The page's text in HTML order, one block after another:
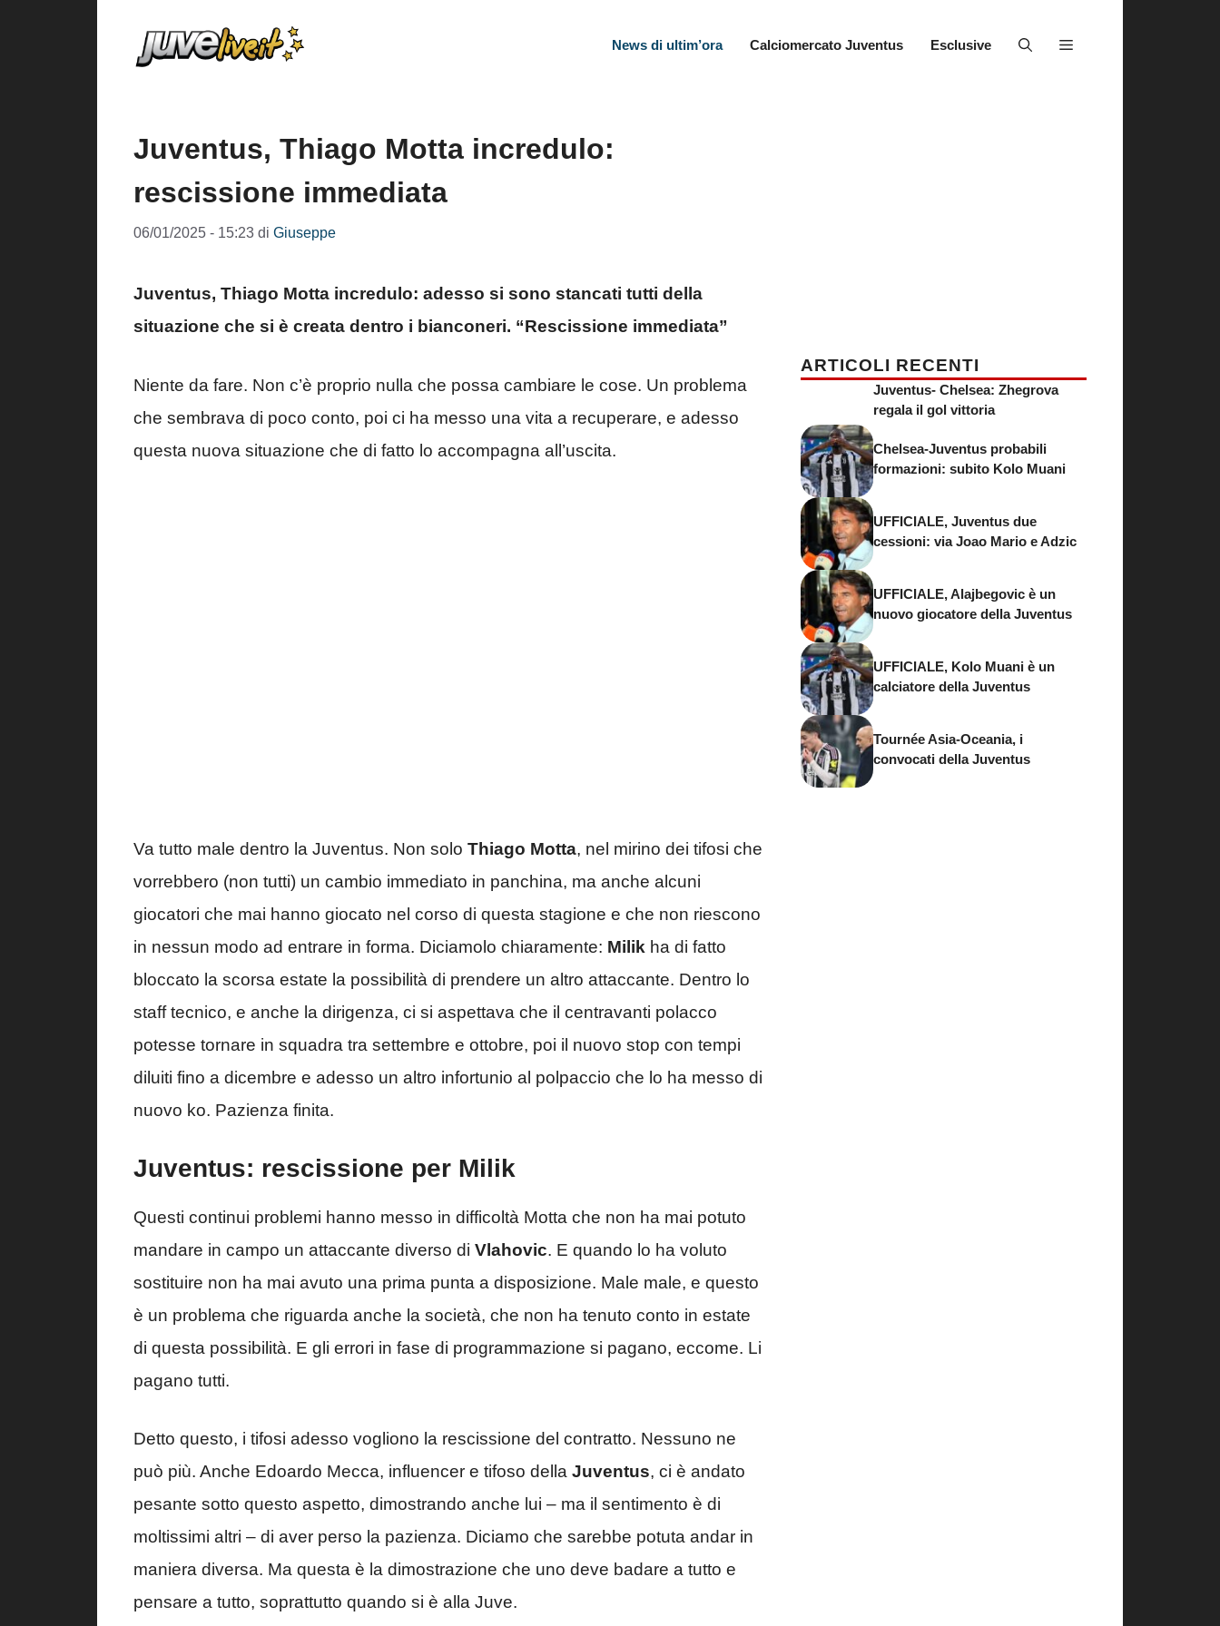
News di ultim’ora Calciomercato Juventus Esclusive
Juventus, Thiago Motta incredulo:
rescissione immediata
06/01/2025 - 15:23 di Giuseppe
Juventus, Thiago Motta incredulo: adesso si sono stancati tutti della
situazione che si è creata dentro i bianconeri. “Rescissione immediata”
Niente da fare. Non c’è proprio nulla che possa cambiare le cose. Un problema
che sembrava di poco conto, poi ci ha messo una vita a recuperare, e adesso
questa nuova situazione che di fatto lo accompagna all’uscita.
Va tutto male dentro la Juventus. Non solo Thiago Motta, nel mirino dei tifosi che
vorrebbero (non tutti) un cambio immediato in panchina, ma anche alcuni
giocatori che mai hanno giocato nel corso di questa stagione e che non riescono
in nessun modo ad entrare in forma. Diciamolo chiaramente: Milik ha di fatto
bloccato la scorsa estate la possibilità di prendere un altro attaccante. Dentro lo
staff tecnico, e anche la dirigenza, ci si aspettava che il centravanti polacco
potesse tornare in squadra tra settembre e ottobre, poi il nuovo stop con tempi
diluiti fino a dicembre e adesso un altro infortunio al polpaccio che lo ha messo di
nuovo ko. Pazienza finita.
Juventus: rescissione per Milik
Questi continui problemi hanno messo in difficoltà Motta che non ha mai potuto
mandare in campo un attaccante diverso di Vlahovic. E quando lo ha voluto
sostituire non ha mai avuto una prima punta a disposizione. Male male, e questo
è un problema che riguarda anche la società, che non ha tenuto conto in estate
di questa possibilità. E gli errori in fase di programmazione si pagano, eccome. Li
pagano tutti.
Detto questo, i tifosi adesso vogliono la rescissione del contratto. Nessuno ne
può più. Anche Edoardo Mecca, influencer e tifoso della Juventus, ci è andato
pesante sotto questo aspetto, dimostrando anche lui – ma il sentimento è di
moltissimi altri – di aver perso la pazienza. Diciamo che sarebbe potuta andar in
maniera diversa. Ma questa è la dimostrazione che uno deve badare a tutto e
pensare a tutto, soprattutto quando si è alla Juve.
ARTICOLI RECENTI
Juventus- Chelsea: Zhegrova
regala il gol vittoria
Chelsea-Juventus probabili
formazioni: subito Kolo Muani
UFFICIALE, Juventus due
cessioni: via Joao Mario e Adzic
UFFICIALE, Alajbegovic è un
nuovo giocatore della Juventus
UFFICIALE, Kolo Muani è un
calciatore della Juventus
Tournée Asia-Oceania, i
convocati della Juventus